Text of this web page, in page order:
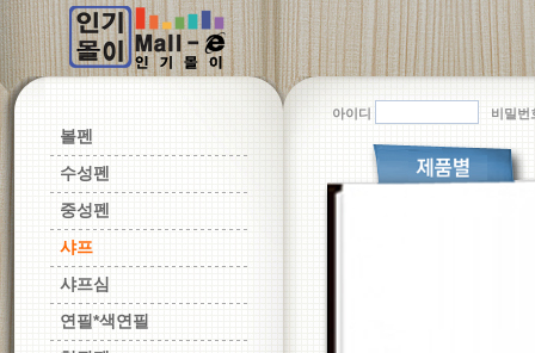
볼펜
수성펜
중성펜
샤프
샤프심
연필*색연필
아이디 비밀번